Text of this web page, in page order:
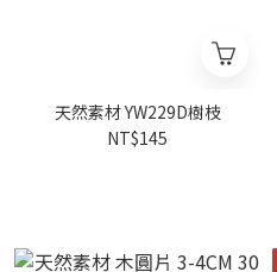
天然素材 YW229D樹枝
NT$145